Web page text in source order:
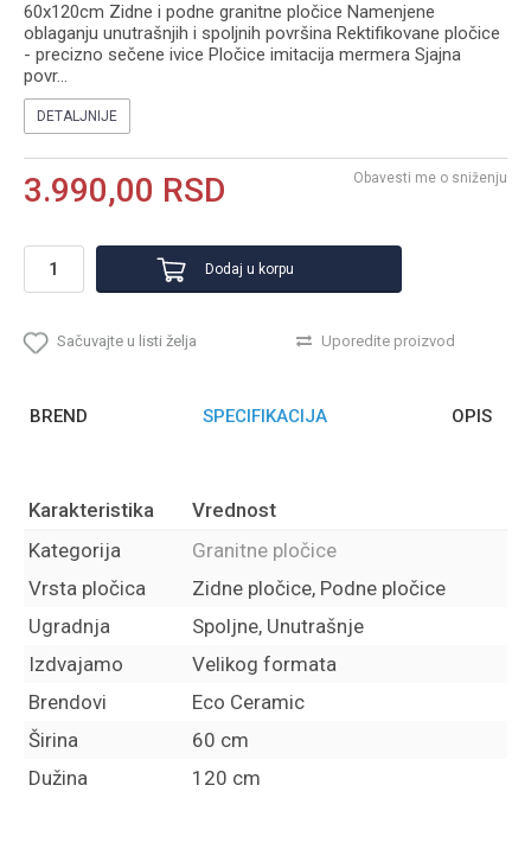
60x120cm Zidne i podne granitne pločice Namenjene
oblaganju unutrašnjih i spoljnih površina Rektifikovane pločice
- precizno sečene ivice Pločice imitacija mermera Sjajna
povr...
DETALJNIJE
3.990,00 RSD Obavesti me o sniženju
Dodaj u korpu
Sačuvajte u listi želja Uporedite proizvod
BREND SPECIFIKACIJA OPIS
Karakteristika
Vrednost
Kategorija
Granitne pločice
Vrsta pločica
Zidne pločice, Podne pločice
Ugradnja
Spoljne, Unutrašnje
Izdvajamo
Velikog formata
Brendovi
Eco Ceramic
Širina
60 cm
Dužina
120 cm